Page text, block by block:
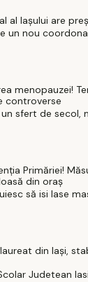
al Iașului are
un nou
menopauzei!
controverse
sfert de secol,
Primăriei!
din oraș
să isi lase
din Iași,
Judetean